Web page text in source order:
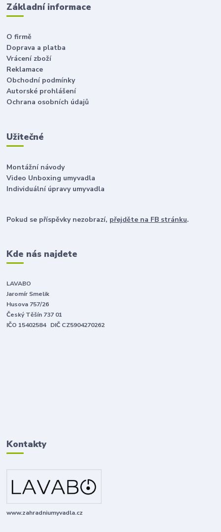
Základní informace
O firmě
Doprava a platba
Vrácení zboží
Reklamace
Obchodní podmínky
Autorské prohlášení
Ochrana osobních údajů
Užitečné
Montážní návody
Video Unboxing umyvadla
Individuální úpravy umyvadla
Pokud se příspěvky nezobrazí, přejděte na FB stránku.
Kde nás najdete
LAVABO
Jaromír Smelik
Husova 757/26
Český Těšín 737 01
IČO 15402584 DIČ CZ5904270262
Kontakty
www.zahradniumyvadla.cz